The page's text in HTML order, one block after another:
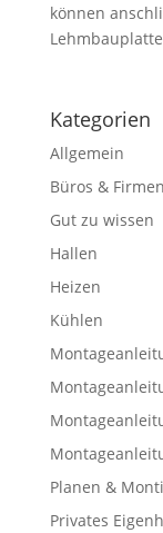
können
Kategorien
Allgemein
Büros & Firmen
Gut zu wissen
Hallen
Heizen
Kühlen
Planen &
Privates